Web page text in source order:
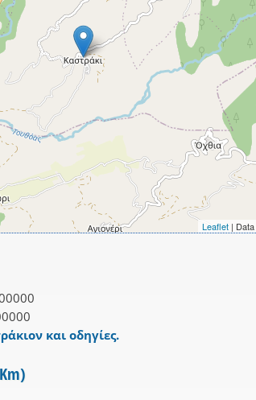
Leaflet| Data
και οδηγίες.